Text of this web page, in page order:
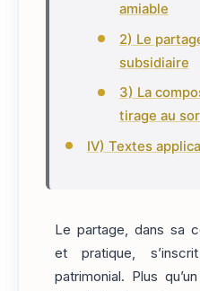
amiable
2) Le
subsidiaire
3) La
tirage au
IV) Textes
Le partage, dans sa
et pratique,
patrimonial. Plus